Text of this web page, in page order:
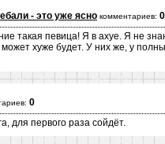
- это уже ясно комментариев: 0
такая певица! Я в ахуе. Я не
хуже будет. У них же, у
0
для первого раза сойдёт.